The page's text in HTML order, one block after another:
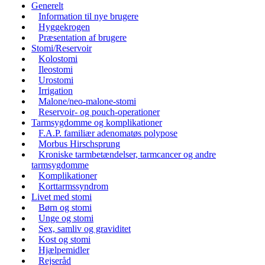
Generelt
Information til nye brugere
Hyggekrogen
Præsentation af brugere
Stomi/Reservoir
Kolostomi
Ileostomi
Urostomi
Irrigation
Malone/neo-malone-stomi
Reservoir- og pouch-operationer
Tarmsygdomme og komplikationer
F.A.P. familiær adenomatøs polypose
Morbus Hirschsprung
Kroniske tarmbetændelser, tarmcancer og andre
tarmsygdomme
Komplikationer
Korttarmssyndrom
Livet med stomi
Børn og stomi
Unge og stomi
Sex, samliv og graviditet
Kost og stomi
Hjælpemidler
Rejseråd